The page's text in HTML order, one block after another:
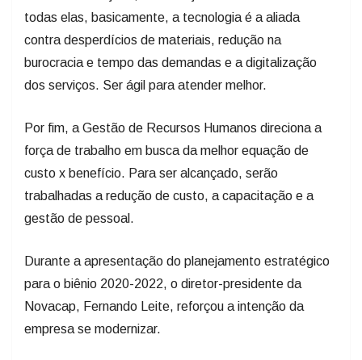
todas elas, basicamente, a tecnologia é a aliada
contra desperdícios de materiais, redução na
burocracia e tempo das demandas e a digitalização
dos serviços. Ser ágil para atender melhor.
Por fim, a Gestão de Recursos Humanos direciona a
força de trabalho em busca da melhor equação de
custo x benefício. Para ser alcançado, serão
trabalhadas a redução de custo, a capacitação e a
gestão de pessoal.
Durante a apresentação do planejamento estratégico
para o biênio 2020-2022, o diretor-presidente da
Novacap, Fernando Leite, reforçou a intenção da
empresa se modernizar.